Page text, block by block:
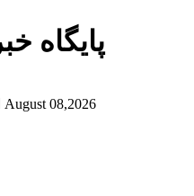
پایگاه
August 08,2026